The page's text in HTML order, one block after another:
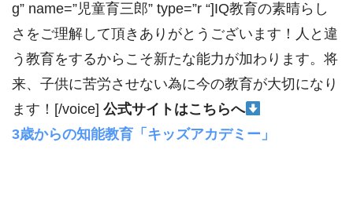
g” name=”児童育三郎” type=”r “]IQ教育の素晴らし
さをご理解して頂きありがとうございます！人と違
う教育をするからこそ新たな能力が加わります。将
来、子供に苦労させない為に今の教育が大切になり
ます！[/voice] 公式サイトはこちらへ
3歳からの知能教育「キッズアカデミー」